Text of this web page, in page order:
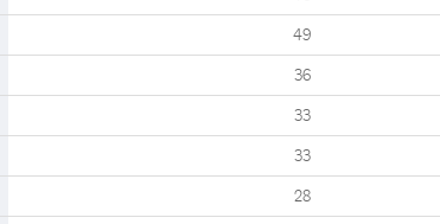
49
36
33
33
28